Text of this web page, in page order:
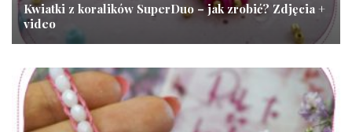
Kwiatki z koralików SuperDuo – jak zrobić? Zdjęcia +
video